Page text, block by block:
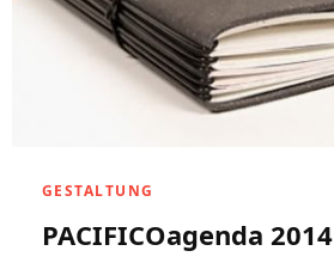
GESTALTUNG
PACIFICOagenda 2014